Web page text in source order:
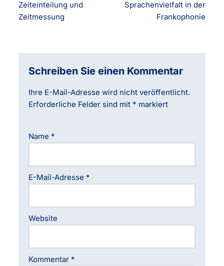
Zeiteinteilung und
Zeitmessung
Sprachenvielfalt in der
Frankophonie
Schreiben Sie einen Kommentar
Ihre E-Mail-Adresse wird nicht veröffentlicht.
Erforderliche Felder sind mit * markiert
Name *
E-Mail-Adresse *
Website
Kommentar *